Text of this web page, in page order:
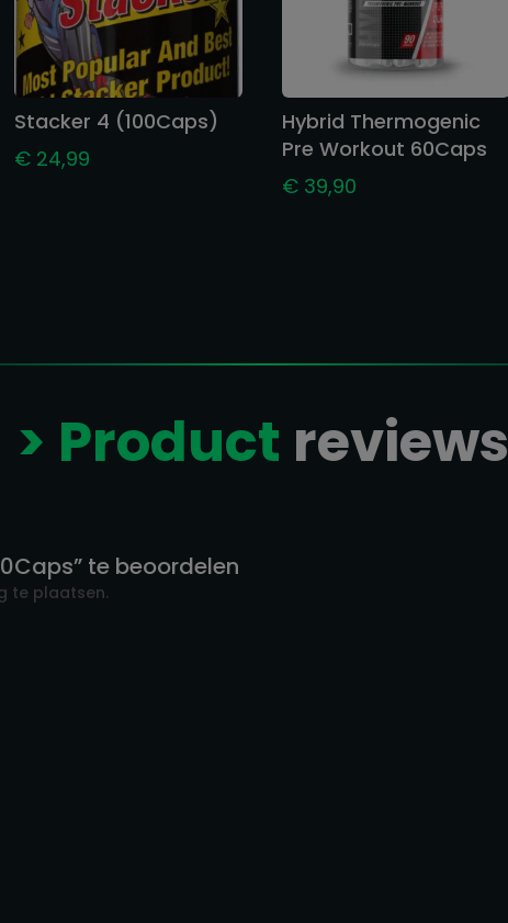
Stacker 4 (100Caps)
€24,99
Hybrid Thermogenic
Pre Workout 60Caps
€39,90
> Product reviews
te beoordelen
te plaatsen.